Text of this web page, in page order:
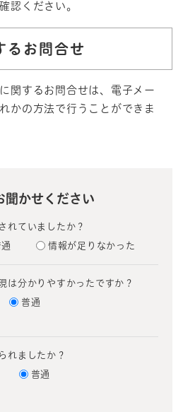
認ください。
るお問合せ
関するお問合せは、電子メー
かの方法で行うことができま
聞かせください
れていましたか？
通 情報が足りなかった
は分かりやすかったですか？
普通
れましたか？
普通